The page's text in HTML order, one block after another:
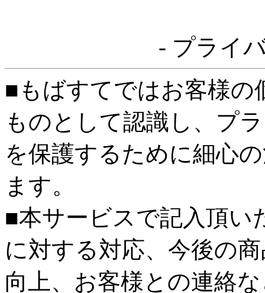
- プライ
■もばすてではお客様の
ものとして認識し、プ
を保護するために細心
ます。
■本サービスで記入頂い
に対する対応、今後の
向上、お客様との連絡